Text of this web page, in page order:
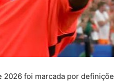
2026 foi marcada por